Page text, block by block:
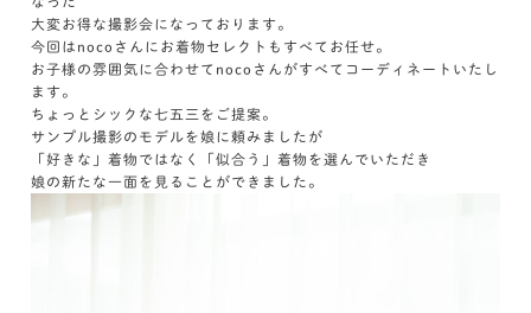
大変お得な撮影会になっております。
今回はnocoさんにお着物セレクトもすべてお任せ。
お子様の雰囲気に合わせてnocoさんがすべてコーディネートいたし
ます。
ちょっとシックな七五三をご提案。
サンプル撮影のモデルを娘に頼みましたが
「好きな」着物ではなく「似合う」着物を選んでいただき
娘の新たな一面を見ることができました。